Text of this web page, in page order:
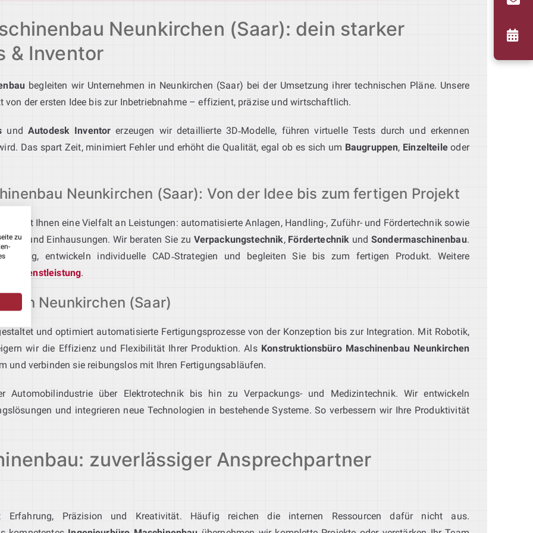
Neunkirchen (Saar): dein starker
& Inventor
begleiten wir Unternehmen in Neunkirchen (Saar) bei der Umsetzung ihrer technischen Pläne. Unsere
von der ersten Idee bis zur Inbetriebnahme – effizient, präzise und wirtschaftlich.
und Autodesk Inventor erzeugen wir detaillierte 3D‑Modelle, führen virtuelle Tests durch und erkennen
Das spart Zeit, minimiert Fehler und erhöht die Qualität, egal ob es sich um Baugruppen, Einzelteileoder
Neunkirchen (Saar): Von der Idee bis zum fertigen Projekt
bietet Ihnen eine Vielfalt an Leistungen: automatisierte Anlagen, Handling-, Zuführ- und Fördertechnik sowie
und Einhausungen. Wir beraten Sie zu Verpackungstechnik, Fördertechnik und Sondermaschinenbau.
entwickeln individuelle CAD‑Strategien und begleiten Sie bis zum fertigen Produkt. Weitere
.
Neunkirchen (Saar)
und optimiert automatisierte Fertigungsprozesse von der Konzeption bis zur Integration. Mit Robotik,
wir die Effizienz und Flexibilität Ihrer Produktion. Als Konstruktionsbüro Maschinenbau Neunkirchen
und verbinden sie reibungslos mit Ihren Fertigungsabläufen.
Automobilindustrie über Elektrotechnik bis hin zu Verpackungs- und Medizintechnik. Wir entwickeln
und integrieren neue Technologien in bestehende Systeme. So verbessern wir Ihre Produktivität
zuverlässiger Ansprechpartner
Präzision und Kreativität. Häufig reichen die internen Ressourcen dafür nicht aus.
zu